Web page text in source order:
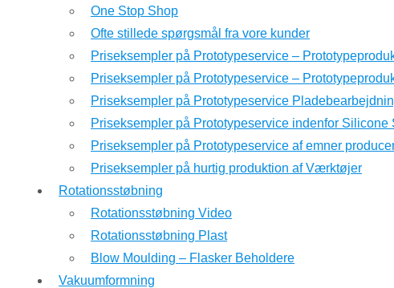
One Stop Shop
Ofte stillede spørgsmål fra vore kunder
Priseksempler på Prototypeservice –
Priseksempler på Prototypeservice –
Priseksempler på Prototypeservice
Priseksempler på Prototypeservice indenfor Silicone
Priseksempler på Prototypeservice af emner
Priseksempler på hurtig produktion af Værktøjer
Rotationsstøbning
Rotationsstøbning Video
Rotationsstøbning Plast
Blow Moulding – Flasker Beholdere
Vakuumformning